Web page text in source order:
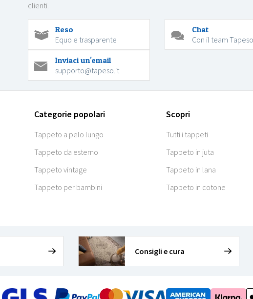
clienti.
Reso
Equo e trasparente
Chat
Con il team Tapeso
Inviaci un'email
supporto@tapeso.it
Categorie popolari
Tappeto a pelo lungo
Tappeto da esterno
Tappeto vintage
Tappeto per bambini
Scopri
Tutti i tappeti
Tappeto in juta
Tappeto in lana
Tappeto in cotone
Consigli e cura